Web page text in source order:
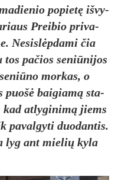
po­pie­tę iš­vy­
Prei­bio pri­va­
Ne­sis­lėp­da­mi čia
pa­čios se­niū­ni­jos
mor­kas, o
puo­šė bai­gia­mą sta­
at­ly­gi­ni­mą jiems
pa­val­gy­ti duo­dan­tis.
lyg ant mie­lių ky­la